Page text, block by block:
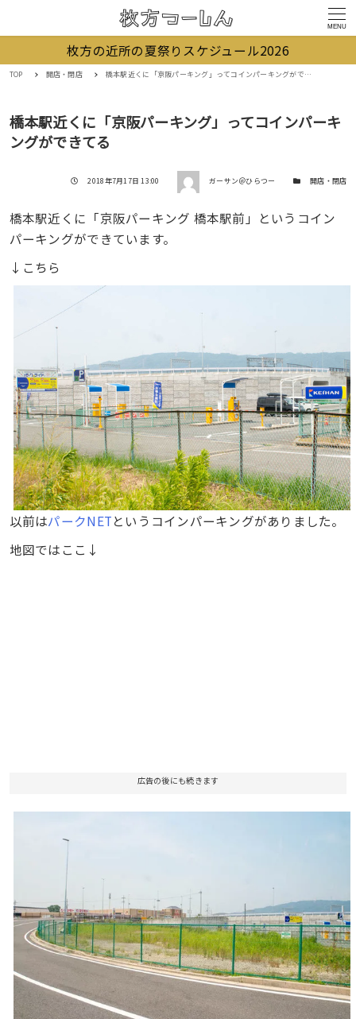
MENU
枚方の近所の夏祭りスケジュール2026
TOP 開店・閉店 橋本駅近くに「京阪パーキング」ってコインパーキングができてる
橋本駅近くに「京阪パーキング」ってコインパーキ
ングができてる
投稿日
2018年7月17日 13:00 著者 ガーサン＠ひらつー カテゴリー開店・閉店
橋本駅近くに「京阪パーキング 橋本駅前」というコイン
パーキングができています。
↓こちら
以前はパークNETというコインパーキングがありました。
地図ではここ↓
広告の後にも続きます